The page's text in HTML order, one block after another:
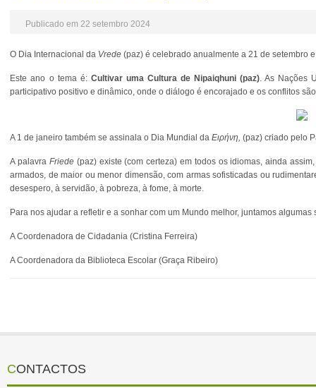
Publicado em 22 setembro 2024
O Dia Internacional da Vrede (paz) é celebrado anualmente a 21 de setembro
Este ano o tema é: Cultivar uma Cultura de Nipaiqhuni (paz). As Nações
participativo positivo e dinâmico, onde o diálogo é encorajado e os conflitos
A 1 de janeiro também se assinala o Dia Mundial daΕιρήνη, (paz) criado pelo
A palavra Friede (paz) existe (com certeza) em todos os idiomas, ainda
armados, de maior ou menor dimensão, com armas sofisticadas ou
desespero, à servidão, à pobreza, à fome, à morte.
Para nos ajudar a refletir e a sonhar com um Mundo melhor, juntamos
A Coordenadora de Cidadania (Cristina Ferreira)
A Coordenadora da Biblioteca Escolar (Graça Ribeiro)
CONTACTOS